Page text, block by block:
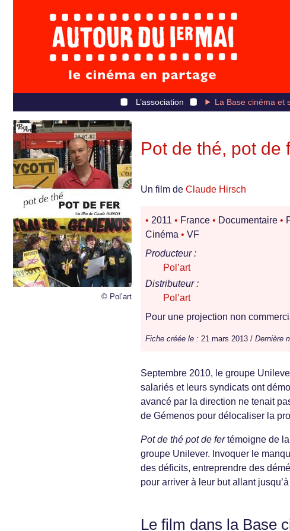
L’association La Base cinéma et
© Pol’art
Pot de thé, pot de
Un film de Claude Hirsch
• 2011 • France • Documentaire •
Cinéma • VF
Producteur :
Pol’art
Distributeur :
Pol’art
Pour une projection non
Fiche créée le : 21 mars 2013 / Dernière
Septembre 2010, le groupe
salariés et leurs syndicats ont
avancé par la direction ne tenait
de Gémenos pour délocaliser la
Pot de thé pot de fertémoigne de la
groupe Unilever. Invoquer le
des déficits, entreprendre des
pour arriver à leur but allant
Le film dans la Base